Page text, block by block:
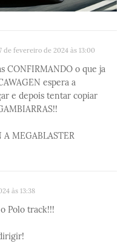
de fevereiro de 2024 às 13:00
CONFIRMANDO o que ja
espera a
e depois tentar copiar
A MEGABLASTER
às 13:38
Polo track!!!